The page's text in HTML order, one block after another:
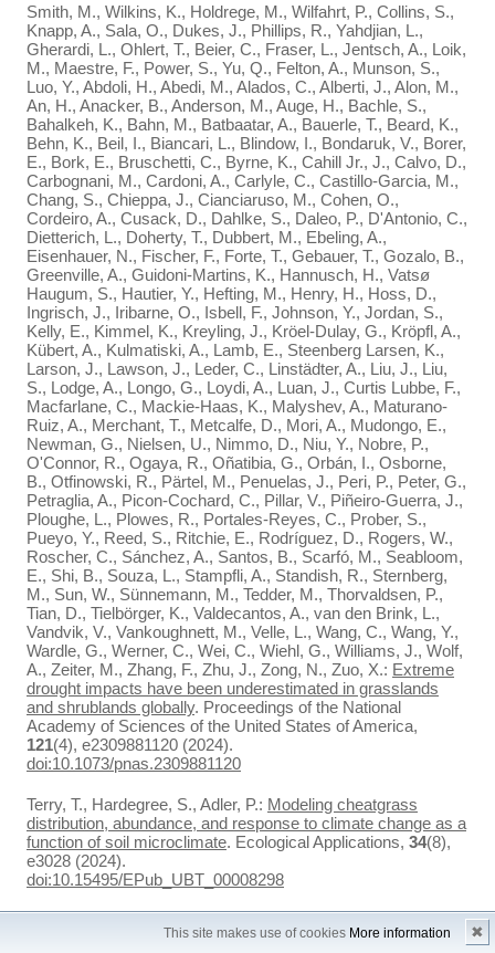
This site makes use of cookies More information ✖
Smith, M., Wilkins, K., Holdrege, M., Wilfahrt, P., Collins, S.,
Knapp, A., Sala, O., Dukes, J., Phillips, R., Yahdjian, L.,
Gherardi, L., Ohlert, T., Beier, C., Fraser, L., Jentsch, A., Loik,
M., Maestre, F., Power, S., Yu, Q., Felton, A., Munson, S.,
Luo, Y., Abdoli, H., Abedi, M., Alados, C., Alberti, J., Alon, M.,
An, H., Anacker, B., Anderson, M., Auge, H., Bachle, S.,
Bahalkeh, K., Bahn, M., Batbaatar, A., Bauerle, T., Beard, K.,
Behn, K., Beil, I., Biancari, L., Blindow, I., Bondaruk, V., Borer,
E., Bork, E., Bruschetti, C., Byrne, K., Cahill Jr., J., Calvo, D.,
Carbognani, M., Cardoni, A., Carlyle, C., Castillo-Garcia, M.,
Chang, S., Chieppa, J., Cianciaruso, M., Cohen, O.,
Cordeiro, A., Cusack, D., Dahlke, S., Daleo, P., D'Antonio, C.,
Dietterich, L., Doherty, T., Dubbert, M., Ebeling, A.,
Eisenhauer, N., Fischer, F., Forte, T., Gebauer, T., Gozalo, B.,
Greenville, A., Guidoni-Martins, K., Hannusch, H., Vatsø
Haugum, S., Hautier, Y., Hefting, M., Henry, H., Hoss, D.,
Ingrisch, J., Iribarne, O., Isbell, F., Johnson, Y., Jordan, S.,
Kelly, E., Kimmel, K., Kreyling, J., Kröel-Dulay, G., Kröpfl, A.,
Kübert, A., Kulmatiski, A., Lamb, E., Steenberg Larsen, K.,
Larson, J., Lawson, J., Leder, C., Linstädter, A., Liu, J., Liu,
S., Lodge, A., Longo, G., Loydi, A., Luan, J., Curtis Lubbe, F.,
Macfarlane, C., Mackie-Haas, K., Malyshev, A., Maturano-
Ruiz, A., Merchant, T., Metcalfe, D., Mori, A., Mudongo, E.,
Newman, G., Nielsen, U., Nimmo, D., Niu, Y., Nobre, P.,
O'Connor, R., Ogaya, R., Oñatibia, G., Orbán, I., Osborne,
B., Otfinowski, R., Pärtel, M., Penuelas, J., Peri, P., Peter, G.,
Petraglia, A., Picon-Cochard, C., Pillar, V., Piñeiro-Guerra, J.,
Ploughe, L., Plowes, R., Portales-Reyes, C., Prober, S.,
Pueyo, Y., Reed, S., Ritchie, E., Rodríguez, D., Rogers, W.,
Roscher, C., Sánchez, A., Santos, B., Scarfó, M., Seabloom,
E., Shi, B., Souza, L., Stampfli, A., Standish, R., Sternberg,
M., Sun, W., Sünnemann, M., Tedder, M., Thorvaldsen, P.,
Tian, D., Tielbörger, K., Valdecantos, A., van den Brink, L.,
Vandvik, V., Vankoughnett, M., Velle, L., Wang, C., Wang, Y.,
Wardle, G., Werner, C., Wei, C., Wiehl, G., Williams, J., Wolf,
A., Zeiter, M., Zhang, F., Zhu, J., Zong, N., Zuo, X.: Extreme
drought impacts have been underestimated in grasslands
and shrublands globally. Proceedings of the National
Academy of Sciences of the United States of America,
121(4), e2309881120 (2024).
doi:10.1073/pnas.2309881120
Terry, T., Hardegree, S., Adler, P.: Modeling cheatgrass
distribution, abundance, and response to climate change as a
function of soil microclimate. Ecological Applications, 34(8),
e3028 (2024).
doi:10.15495/EPub_UBT_00008298
interact to shape dryland recovery from severe disturbance